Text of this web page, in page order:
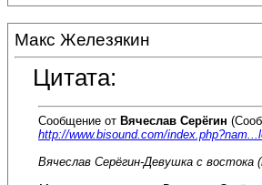
Макс Железякин
Цитата:
Сообщение от Вячеслав Серёгин
http://www.bisound.com/
Вячеслав Серёгин-Девушка с востока